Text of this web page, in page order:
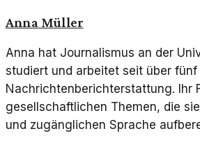
Anna Müller
Anna hat Journalismus an der
studiert und arbeitet seit über
Nachrichtenberichterstattung. Ihr
gesellschaftlichen Themen, die
und zugänglichen Sprache